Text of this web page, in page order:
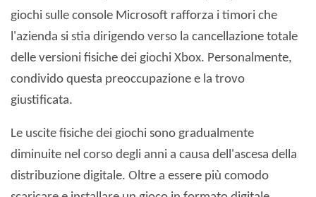
giochi sulle console Microsoft rafforza i timori che
l'azienda si stia dirigendo verso la cancellazione totale
delle versioni fisiche dei giochi Xbox. Personalmente,
condivido questa preoccupazione e la trovo
giustificata.
Le uscite fisiche dei giochi sono gradualmente
diminuite nel corso degli anni a causa dell'ascesa della
distribuzione digitale. Oltre a essere più comodo